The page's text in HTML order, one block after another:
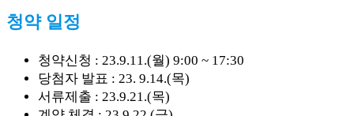
청약 일정
청약신청 : 23.9.11.(월) 9:00 ~ 17:30
당첨자 발표 : 23. 9.14.(목)
서류제출 : 23.9.21.(목)